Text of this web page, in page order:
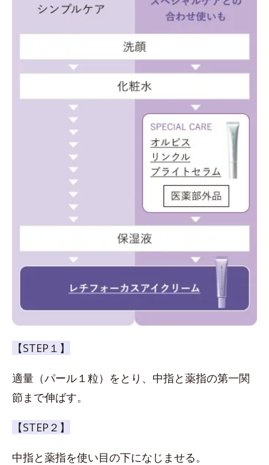
【STEP１】
適量（パール１粒）をとり、中指と薬指の第一関
節まで伸ばす。
【STEP２】
中指と薬指を使い目の下になじませる。